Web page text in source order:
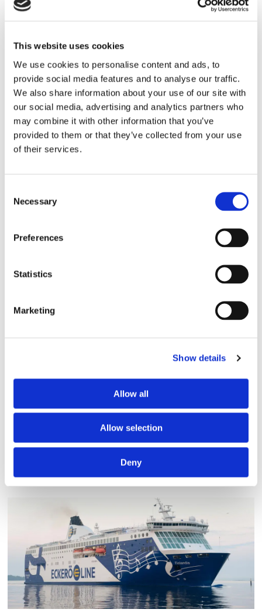
This website uses cookies
We use cookies to personalise content and ads, to
provide social media features and to analyse our traffic.
We also share information about your use of our site with
our social media, advertising and analytics partners who
may combine it with other information that you’ve
provided to them or that they’ve collected from your use
of their services.
Selection
Necessary
Preferences
Statistics
Marketing
Show details
Allow all
Allow selection
Deny
ESL Shipping tar steget mot
egen börsnotering
Finnlines ökar vinsten trots
Tallink lyfter halvåret trots
pressade kostnader